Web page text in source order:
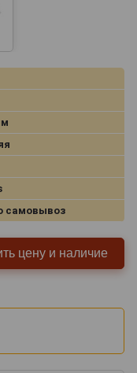
самовывоз
цену и наличие